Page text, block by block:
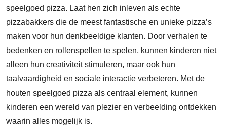
speelgoed pizza. Laat hen zich inleven als echte
pizzabakkers die de meest fantastische en unieke pizza’s
maken voor hun denkbeeldige klanten. Door verhalen te
bedenken en rollenspellen te spelen, kunnen kinderen niet
alleen hun creativiteit stimuleren, maar ook hun
taalvaardigheid en sociale interactie verbeteren. Met de
houten speelgoed pizza als centraal element, kunnen
kinderen een wereld van plezier en verbeelding ontdekken
waarin alles mogelijk is.